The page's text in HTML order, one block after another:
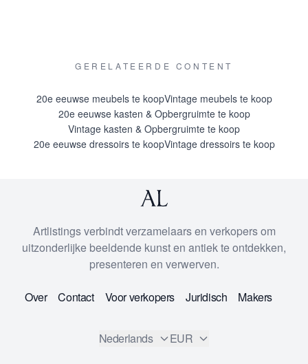
GERELATEERDE CONTENT
20e eeuwse meubels te koopVintage meubels te koop
20e eeuwse kasten & Opbergruimte te koop
Vintage kasten & Opbergruimte te koop
20e eeuwse dressoirs te koopVintage dressoirs te koop
Artlistings verbindt verzamelaars en verkopers om
uitzonderlijke beeldende kunst en antiek te ontdekken,
presenteren en verwerven.
Over Contact Voor verkopers Juridisch Makers
Nederlands EUR